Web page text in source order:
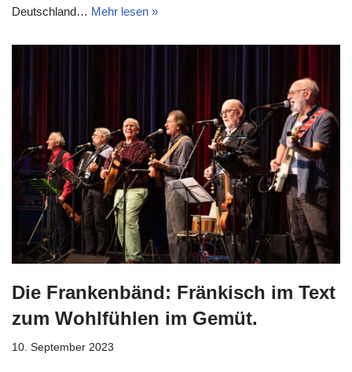
Deutschland… Mehr lesen »
Die Frankenbänd: Fränkisch im Text
zum Wohlfühlen im Gemüt.
10. September 2023